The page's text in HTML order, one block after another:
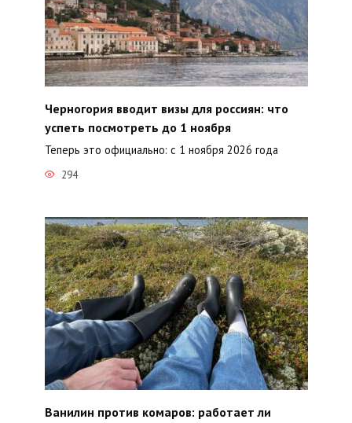
Черногория вводит визы для россиян: что
успеть посмотреть до 1 ноября
Теперь это официально: с 1 ноября 2026 года
294
Ванилин против комаров: работает ли